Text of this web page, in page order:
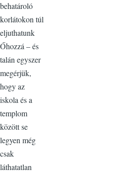
behatároló
korlátokon túl
eljuthatunk
Őhozzá – és
talán egyszer
megérjük,
hogy az
iskola és a
templom
között se
legyen még
csak
láthatatlan